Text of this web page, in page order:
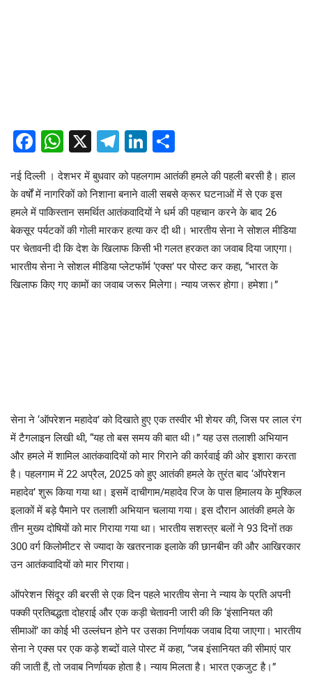
Facebook
WhatsApp
X Telegram
LinkedIn
नई दिल्ली । देशभर में बुधवार को पहलगाम आतंकी हमले की पहली बरसी है। हाल
के वर्षों में नागरिकों को निशाना बनाने वाली सबसे क्रूर घटनाओं में से एक इस
हमले में पाकिस्तान समर्थित आतंकवादियों ने धर्म की पहचान करने के बाद 26
बेकसूर पर्यटकों की गोली मारकर हत्या कर दी थी। भारतीय सेना ने सोशल मीडिया
पर चेतावनी दी कि देश के खिलाफ किसी भी गलत हरकत का जवाब दिया जाएगा।
भारतीय सेना ने सोशल मीडिया प्लेटफॉर्म ‘एक्स’ पर पोस्ट कर कहा, “भारत के
खिलाफ किए गए कामों का जवाब जरूर मिलेगा। न्याय जरूर होगा। हमेशा।”
सेना ने ‘ऑपरेशन महादेव’ को दिखाते हुए एक तस्वीर भी शेयर की, जिस पर लाल रंग
में टैगलाइन लिखी थी, “यह तो बस समय की बात थी।” यह उस तलाशी अभियान
और हमले में शामिल आतंकवादियों को मार गिराने की कार्रवाई की ओर इशारा करता
है। पहलगाम में 22 अप्रैल, 2025 को हुए आतंकी हमले के तुरंत बाद ‘ऑपरेशन
महादेव’ शुरू किया गया था। इसमें दाचीगाम/महादेव रिज के पास हिमालय के मुश्किल
इलाकों में बड़े पैमाने पर तलाशी अभियान चलाया गया। इस दौरान आतंकी हमले के
तीन मुख्य दोषियों को मार गिराया गया था। भारतीय सशस्त्र बलों ने 93 दिनों तक
300 वर्ग किलोमीटर से ज्यादा के खतरनाक इलाके की छानबीन की और आखिरकार
उन आतंकवादियों को मार गिराया।
ऑपरेशन सिंदूर की बरसी से एक दिन पहले भारतीय सेना ने न्याय के प्रति अपनी
पक्की प्रतिबद्धता दोहराई और एक कड़ी चेतावनी जारी की कि ‘इंसानियत की
सीमाओं’ का कोई भी उल्लंघन होने पर उसका निर्णायक जवाब दिया जाएगा। भारतीय
सेना ने एक्स पर एक कड़े शब्दों वाले पोस्ट में कहा, “जब इंसानियत की सीमाएं पार
की जाती हैं, तो जवाब निर्णायक होता है। न्याय मिलता है। भारत एकजुट है।”